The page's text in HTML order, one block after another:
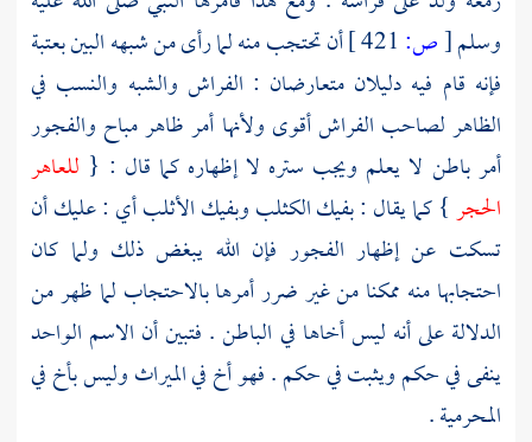
وسلم[ص: أن تحتجب منه لما رأى من شبهه البينبعتبة
فإنه قام فيه دليلان متعارضان : الفراش والشبه والنسب في
الظاهر لصاحب الفراش أقوى ولأنها أمر ظاهر مباح والفجور
أمر باطن لا يعلم ويجب ستره لا إظهاره كما قال : { للعاهر
الحجر} كما يقال : بفيك الكثلب وبفيك الأثلب أي : عليك أن
تسكت عن إظهار الفجور فإن الله يبغض ذلك ولما كان
احتجابها منه ممكنا من غير ضرر أمرها بالاحتجاب لما ظهر من
الدلالة على أنه ليس أخاها في الباطن . فتبين أن الاسم الواحد
ينفى في حكم ويثبت في حكم . فهو أخ في الميراث وليس بأخ في
المحرمية .